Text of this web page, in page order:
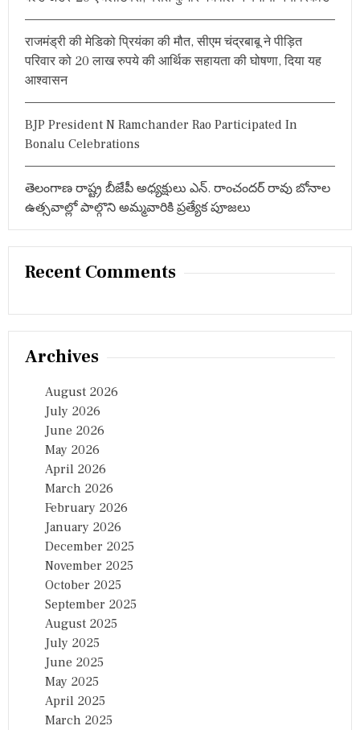
राजमंड्री की मेडिको प्रियंका की मौत, सीएम चंद्रबाबू ने पीड़ित
परिवार को 20 लाख रुपये की आर्थिक सहायता की घोषणा, दिया यह
आश्वासन
BJP President N Ramchander Rao Participated In
Bonalu Celebrations
తెలంగాణ రాష్ట్ర బీజేపీ అధ్యక్షులు ఎన్. రాంచందర్ రావు బోనాల
ఉత్సవాల్లో పాల్గొని అమ్మవారికి ప్రత్యేక పూజలు
Recent Comments
Archives
August 2026
July 2026
June 2026
May 2026
April 2026
March 2026
February 2026
January 2026
December 2025
November 2025
October 2025
September 2025
August 2025
July 2025
June 2025
May 2025
April 2025
March 2025